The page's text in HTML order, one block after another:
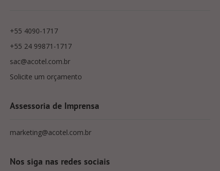
+55 4090-1717
+55 24 99871-1717
sac@acotel.com.br
Solicite um orçamento
Assessoria de Imprensa
marketing@acotel.com.br
Nos siga nas redes sociais